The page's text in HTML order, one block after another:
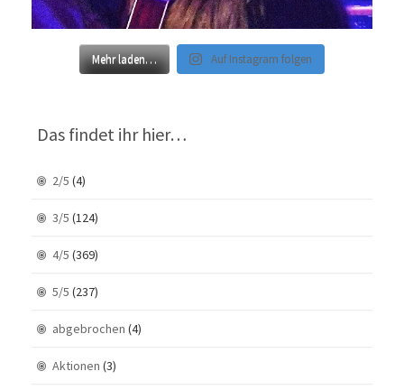
Mehr laden… Auf Instagram folgen
Das findet ihr hier…
2/5 (4)
3/5 (124)
4/5 (369)
5/5 (237)
abgebrochen (4)
Aktionen (3)